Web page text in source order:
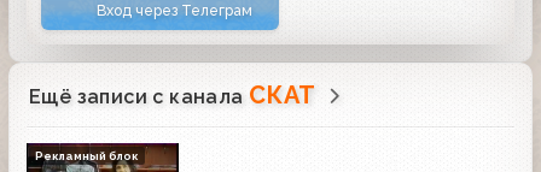
Вход через Телеграм
Ещё записи с канала СКАТ
Рекламный блок